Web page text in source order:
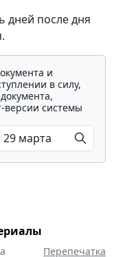
дней после дня
и
в силу,
версии системы
Перепечатка